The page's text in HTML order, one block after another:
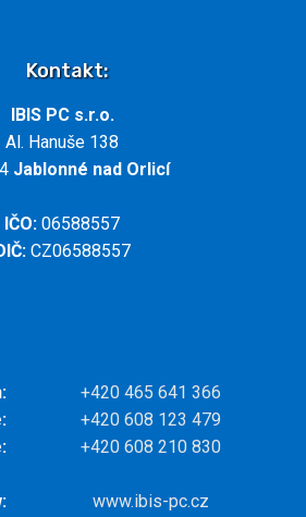
Kontakt:
IBIS PC s.r.o.
Al. Hanuše 138
Jablonné nad Orlicí
IČO: 06588557
CZ06588557
+420 465 641 366
+420 608 123 479
+420 608 210 830
www.ibis-pc.cz